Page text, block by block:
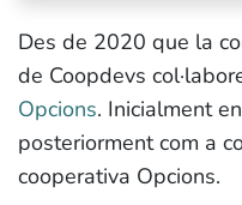
Des de 2020 que la
de Coopdevs
Opcions. Inicialment
posteriorment com a
cooperativa Opcions.